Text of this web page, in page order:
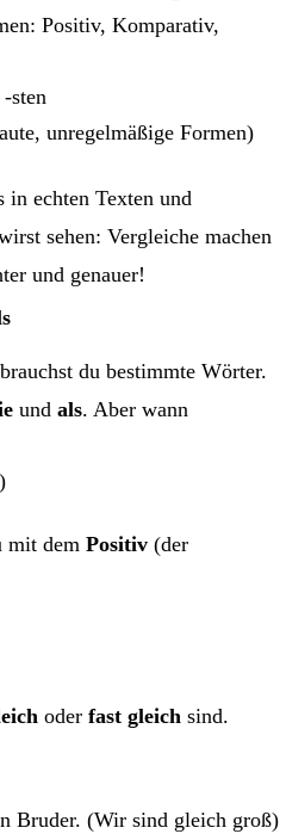
Positiv, Komparativ,
sten
unregelmäßige Formen)
in echten Texten und
sehen: Vergleiche machen
und genauer!
du bestimmte Wörter.
und als. Aber wann
mit dem Positiv (der
oder fast gleich sind.
Bruder. (Wir sind gleich groß)